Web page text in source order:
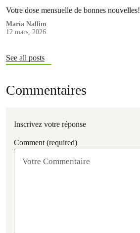
Votre dose mensuelle de bonnes nouvelles!
Maria Nallim
12 mars, 2026
See all posts
Commentaires
Inscrivez votre réponse
Comment (required)